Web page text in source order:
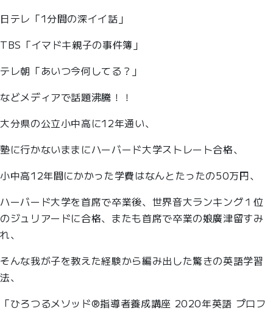
日テレ「1分間の深イイ話」
TBS「イマドキ親子の事件簿」
テレ朝「あいつ今何してる？」
などメディアで話題沸騰！！
大分県の公立小中高に12年通い、
塾に行かないままにハーバード大学ストレート合格、
小中高12年間にかかった学費はなんとたったの50万円、
ハーバード大学を首席で卒業後、世界音大ランキング１位
のジュリアードに合格、またも首席で卒業の娘廣津留すみ
れ、
そんな我が子を教えた経験から編み出した驚きの英語学習
法、
「ひろつるメソッド®︎指導者養成講座 2020年英語 プロフ